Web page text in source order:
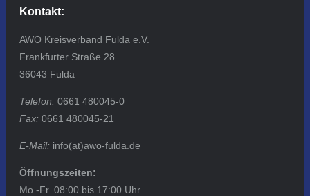
Kontakt:
AWO Kreisverband Fulda e.V.
Frankfurter Straße 28
36043 Fulda
Telefon: 0661 480045-0
Fax: 0661 480045-21
E-Mail: info(at)awo-fulda.de
Öffnungszeiten:
Mo.-Fr. 08:00 bis 17:00 Uhr